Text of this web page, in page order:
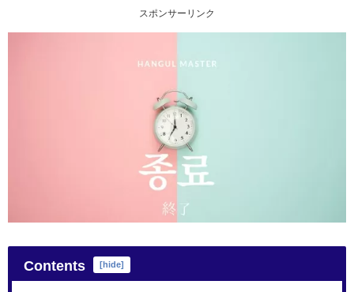
スポンサーリンク
Contents [hide]